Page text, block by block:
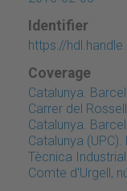
Identifier
https://
Coverage
Catalunya.
Carrer del
Catalunya.
Catalunya
Tècnica
Comte d'Urgell,